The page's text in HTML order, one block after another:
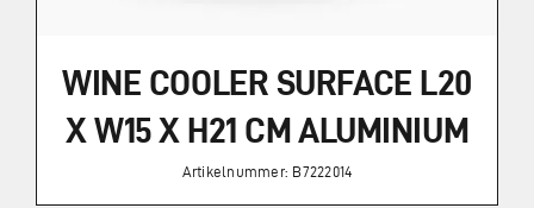
WINE COOLER SURFACE L20
X W15 X H21 CM ALUMINIUM
Artikelnummer: B7222014